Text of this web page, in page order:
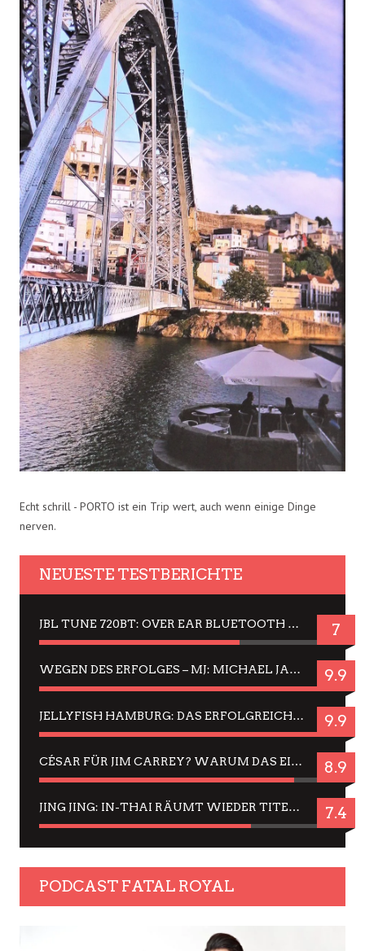
Echt schrill - PORTO ist ein Trip wert, auch wenn einige Dinge
nerven.
NEUESTE TESTBERICHTE
JBL TUNE 720BT: OVER EAR BLUETOOTH KOPFHÖRER UM DIE 50,-€ IM DAUER-TEST 7
WEGEN DES ERFOLGES – MJ: MICHAEL JACKSON MUSICAL IN EINER MATINEE SEHEN 9.9
JELLYFISH HAMBURG: DAS ERFOLGREICHE SOMMER-MENÜ 2025 IN GEFÜHLEN UND BILDERN 9.9
CÉSAR FÜR JIM CARREY? WARUM DAS EINER DER NERVIGSTEN ACTORS IST UND BLEIBT 8.9
JING JING: IN-THAI RÄUMT WIEDER TITEL AB – EIN ZWEI-STUNDEN-ERLEBNISBERICHT 7.4
PODCAST FATAL ROYAL